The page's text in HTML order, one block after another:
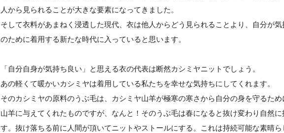
人から見られることが大きな要素になってきました。
そして衣料があまねく浸透した現代、衣は他人からどう見られることより、自分が
のために着用する新たな時代に入っていると思います。
「自分自身が気持ち良い」と思える衣の代表は断然カシミヤニットでしょう。
あの軽くて暖かいカシミヤは着用している私たちを幸せな気持ちにしてくれます。
そのカシミヤの原料のうぶ毛は、カシミヤ山羊が極寒の寒さから自分の身を守るた
山羊に与えてくれたものですが、なんと！そのうぶ毛は春になると抜け変わり自然
す。抜け落ちる前に人間が頂いてニットやストールにする。これは持続可能な素晴